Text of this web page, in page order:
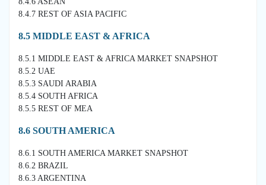
8.4.7 REST OF ASIA PACIFIC
8.5 MIDDLE EAST & AFRICA
8.5.1 MIDDLE EAST & AFRICA MARKET SNAPSHOT
8.5.2 UAE
8.5.3 SAUDI ARABIA
8.5.4 SOUTH AFRICA
8.5.5 REST OF MEA
8.6 SOUTH AMERICA
8.6.1 SOUTH AMERICA MARKET SNAPSHOT
8.6.2 BRAZIL
8.6.3 ARGENTINA